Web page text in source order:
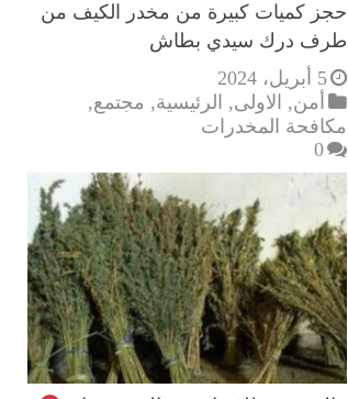
حجز كميات كبيرة من مخدر الكيف من
طرف درك سيدي بطاش
5 أبريل، 2024
أمن, الاولى, الرئيسية, مجتمع,
مكافحة المخدرات
0